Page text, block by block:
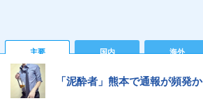
主要 国内 海外
「泥酔者」熊本で通報が頻発か